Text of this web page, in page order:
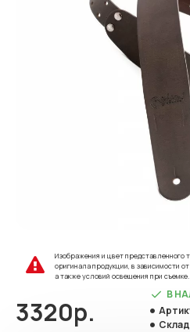
Изображения и цвет представленного
оригинала продукции, в зависимости
а также условий освещения при съемке.
3320р.
В